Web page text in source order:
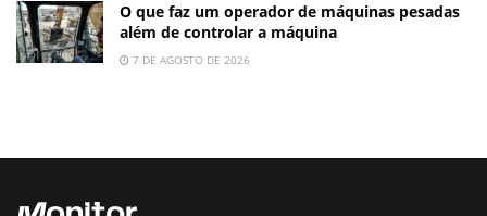
O que faz um operador de máquinas pesadas
além de controlar a máquina
7 DE AGOSTO DE 2026